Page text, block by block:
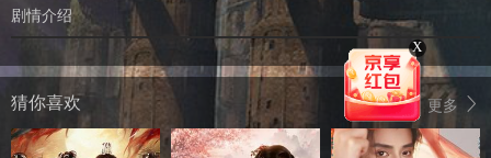
剧情介绍
更多
猜你喜欢
X